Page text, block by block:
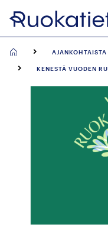
Siirry
suoraan
AJANKOHTAISTA
KENESTÄ VUODEN